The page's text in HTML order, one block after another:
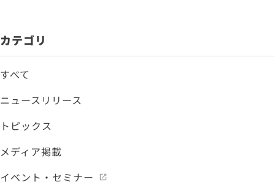
カテゴリ
すべて
ニュースリリース
トピックス
メディア掲載
イベント・セミナー